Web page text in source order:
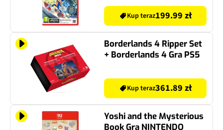
Kup teraz199.99 zł
Borderlands 4 Ripper Set
+ Borderlands 4 Gra PS5
Kup teraz361.89 zł
Yoshi and the Mysterious
Book Gra NINTENDO